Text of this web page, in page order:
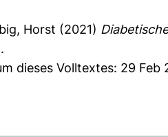
Horst (2021)
dieses Volltextes: 29 Feb